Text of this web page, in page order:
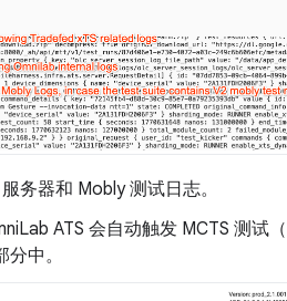
务器和 Mobly 测试日志。
ATS 会自动触发 MCTS 测试
中。